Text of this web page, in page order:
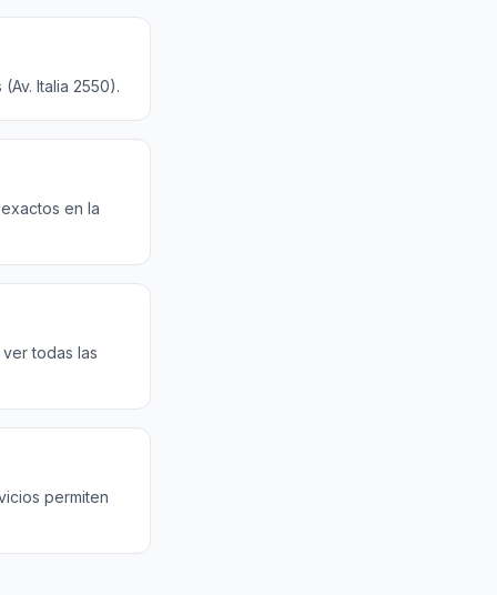
Italia 2550).
en la
todas las
permiten